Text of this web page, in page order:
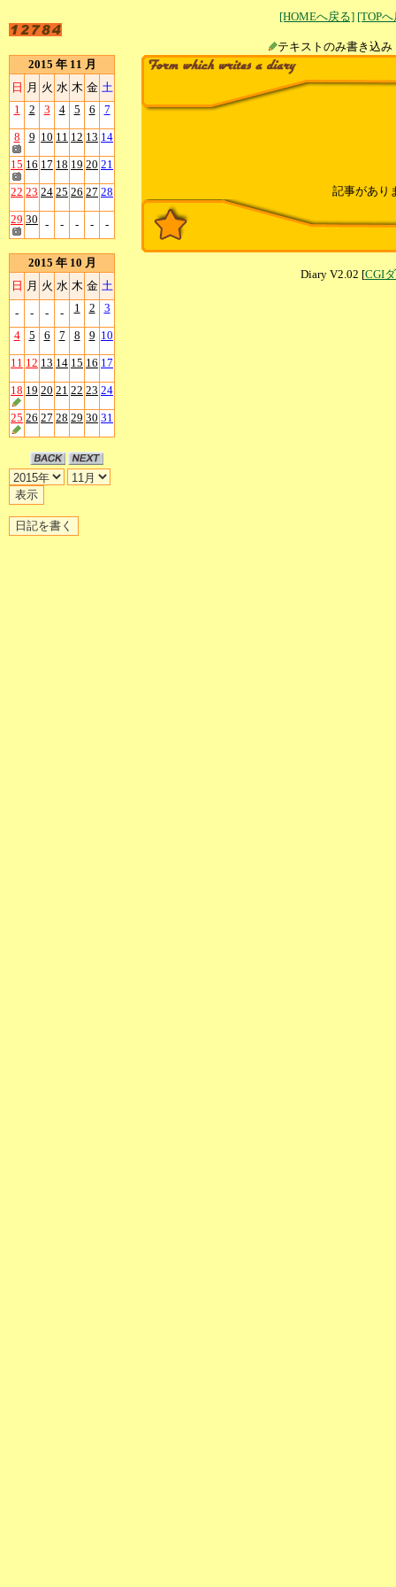
[HOMEへ戻る] [TOP
テキストのみ書
2015 年 11 月
日 月 火 水 木 金 土
1
2 3 4 5 6 7
8 9 10 11 12 13 14
15 16 17 18 19 20 21
22 23 24 25 26 27 28
29 30 - - - - -
2015 年 10 月
日 月 火 水 木 金 土
- - - - 1 2 3
4 5 6 7 8 9 10
11 12 13 14 15 16 17
18 19 20 21 22 23 24
25 26 27 28 29 30 31
記事があり
Diary V2.02 [CGI